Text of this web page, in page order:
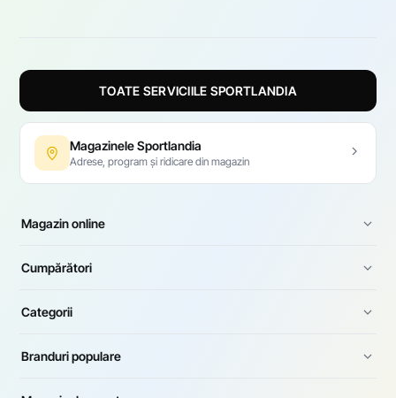
TOATE SERVICIILE SPORTLANDIA
Magazinele Sportlandia
Adrese, program și ridicare din magazin
Magazin online
Cumpărători
Categorii
Branduri populare